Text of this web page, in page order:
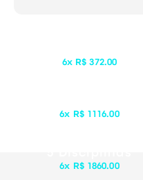
6x R$ 372.00
6x R$ 1116.00
6x R$ 1860.00